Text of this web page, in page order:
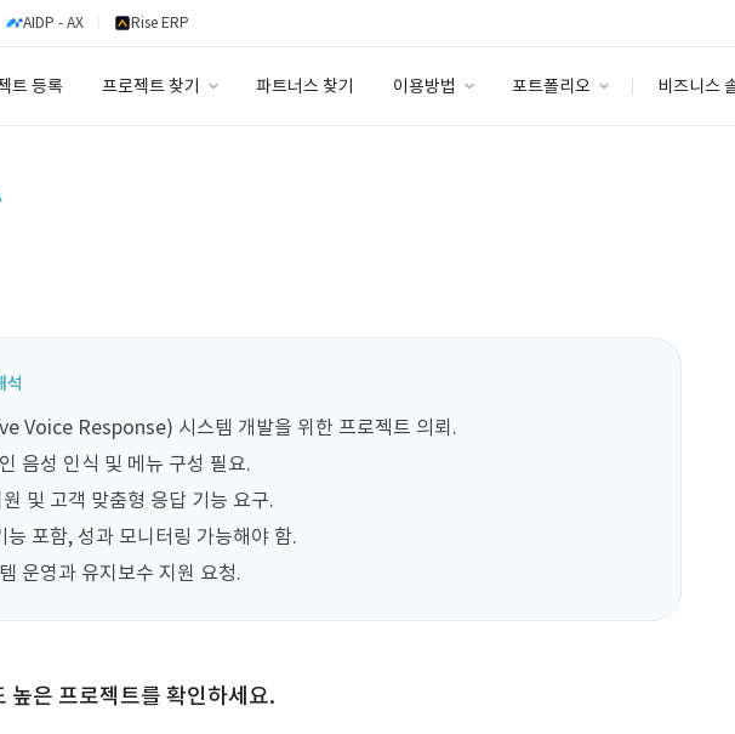
AIDP - AX Rise ERP
트 등록 프로젝트 찾기 파트너스 찾기 이용방법 포트폴리오 비즈니스
Voice Response) 시스템 개발을 위한 프로젝트 의뢰.
음성 인식 및 메뉴 구성 필요.
및 고객 맞춤형 응답 기능 요구.
능 포함, 성과 모니터링 가능해야 함.
운영과 유지보수 지원 요청.
높은 프로젝트를 확인하세요.